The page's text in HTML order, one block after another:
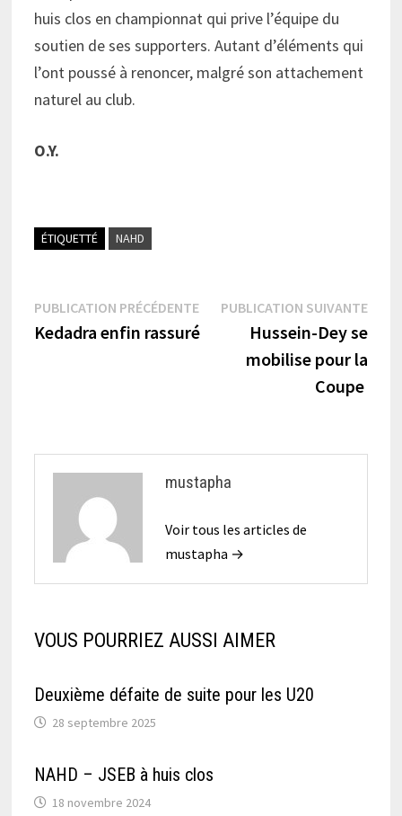
huis clos en championnat qui prive l’équipe du
soutien de ses supporters. Autant d’éléments qui
l’ont poussé à renoncer, malgré son attachement
naturel au club.
O.Y.
ÉTIQUETTÉ NAHD
Navigation
de
PUBLICATION PRÉCÉDENTEPublication
précédente :
Kedadra enfin rassuré
PUBLICATION SUIVANTE
Hussein-Dey se
mobilise pour la
Coupe
mustapha
Voir tous les articles de
mustapha →
VOUS POURRIEZ AUSSI AIMER
Deuxième défaite de suite pour les U20
28 septembre 2025
NAHD – JSEB à huis clos
18 novembre 2024